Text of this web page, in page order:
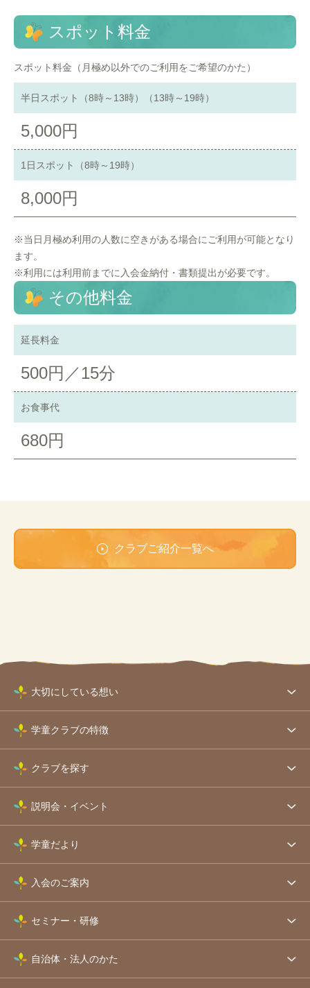
スポット料金
スポット料金（月極め以外でのご利用をご希望のかた）
半日スポット（8時～13時）（13時～19時）
5,000円
1日スポット（8時～19時）
8,000円
※当日月極め利用の人数に空きがある場合にご利用が可能となり
ます。
※利用には利用前までに入会金納付・書類提出が必要です。
その他料金
延長料金
500円／15分
お食事代
680円
クラブご紹介一覧へ
大切にしている想い
学童クラブの特徴
クラブを探す
説明会・イベント
学童だより
入会のご案内
セミナー・研修
自治体・法人のかた